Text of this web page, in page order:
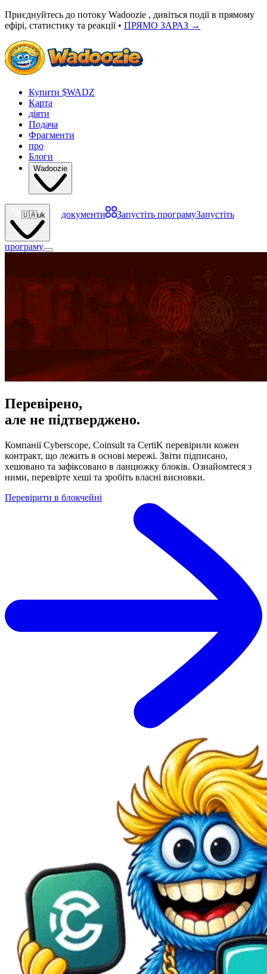
Приєднуйтесь до потоку Wadoozie , дивіться події в прямому
ефірі, статистику та реакції • ПРЯМО ЗАРАЗ →
Купити $WADZ
Карта
діяти
Подача
Фрагменти
про
Блоги
Wadoozie
🇺🇦uk документи Запустіть програмуЗапустіть
програму
Перевірено,
але не підтверджено.
Компанії Cyberscope, Coinsult та CertiK перевірили кожен
контракт, що лежить в основі мережі. Звіти підписано,
хешовано та зафіксовано в ланцюжку блоків. Ознайомтеся з
ними, перевірте хеші та зробіть власні висновки.
Перевірити в блокчейні